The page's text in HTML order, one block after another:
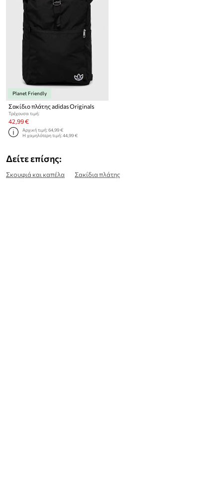
Planet Friendly
Σακίδιο πλάτης adidas Originals
Τρέχουσα τιμή:
42,99 €
Αρχική τιμή:64,99 €
Η χαμηλότερη τιμή:44,99 €
Δείτε επίσης:
Σκουφιά και καπέλα Σακίδια πλάτης